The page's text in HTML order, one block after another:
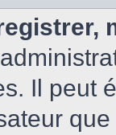
Il peut